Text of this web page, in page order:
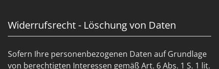
Widerrufsrecht - Löschung von Daten
Sofern Ihre personenbezogenen Daten auf Grundlage
von berechtigten Interessen gemäß Art. 6 Abs. 1 S. 1 lit.